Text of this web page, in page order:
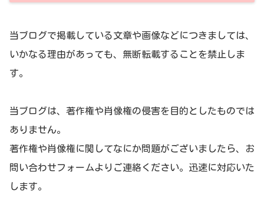
当ブログで掲載している文章や画像などにつきましては、
いかなる理由があっても、無断転載することを禁止しま
す。
当ブログは、著作権や肖像権の侵害を目的としたものでは
ありません。
著作権や肖像権に関してなにか問題がございましたら、お
問い合わせフォームよりご連絡ください。迅速に対応いた
します。